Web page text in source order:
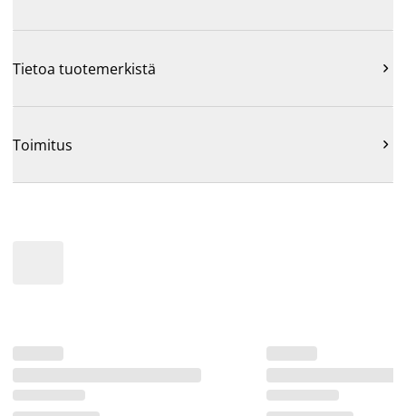
Tietoa tuotemerkistä 
Toimitus 